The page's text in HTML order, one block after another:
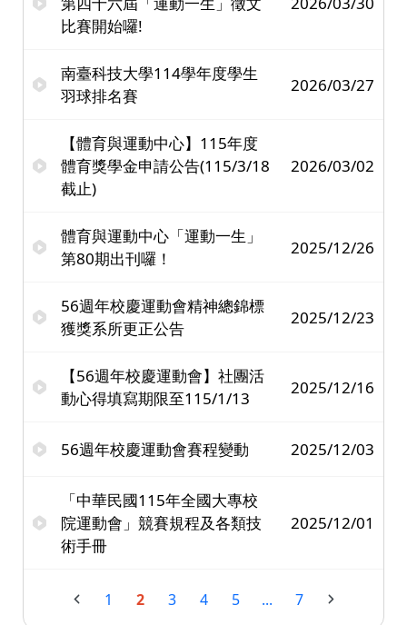
比賽開始囉!
南臺科技大學114學年度學生
羽球排名賽
2026/03/27
【體育與運動中心】115年度
體育獎學金申請公告(115/3/18
截止)
2026/03/02
體育與運動中心「運動一生」
第80期出刊囉！
2025/12/26
56週年校慶運動會精神總錦標
獲獎系所更正公告
2025/12/23
【56週年校慶運動會】社團活
動心得填寫期限至115/1/13
2025/12/16
56週年校慶運動會賽程變動 2025/12/03
「中華民國115年全國大專校
院運動會」競賽規程及各類技
術手冊
2025/12/01
1 2 3 4 5 ... 7